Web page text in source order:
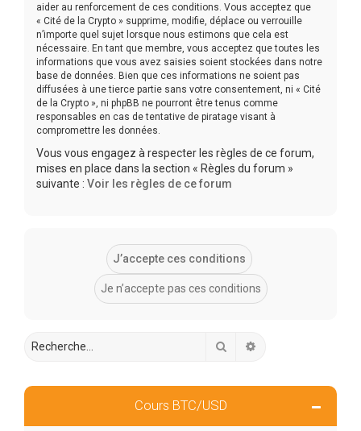
aider au renforcement de ces conditions. Vous acceptez que
« Cité de la Crypto » supprime, modifie, déplace ou verrouille
n’importe quel sujet lorsque nous estimons que cela est
nécessaire. En tant que membre, vous acceptez que toutes les
informations que vous avez saisies soient stockées dans notre
base de données. Bien que ces informations ne soient pas
diffusées à une tierce partie sans votre consentement, ni « Cité
de la Crypto », ni phpBB ne pourront être tenus comme
responsables en cas de tentative de piratage visant à
compromettre les données.
Vous vous engagez à respecter les règles de ce forum,
mises en place dans la section « Règles du forum »
suivante : Voir les règles de ce forum
Rechercher
Cours BTC/USD